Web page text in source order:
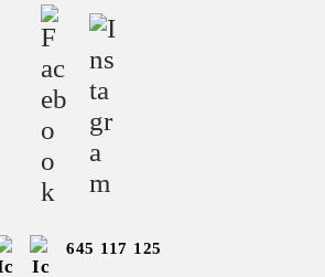
645 117 125